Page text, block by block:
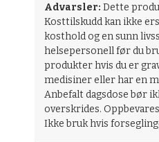
Advarsler:Dette
Kosttilskudd kan ikke
kosthold og en sunn
helsepersonell før du
produkter hvis du er
medisiner eller har en
Anbefalt dagsdose bør
overskrides.
Ikke bruk hvis